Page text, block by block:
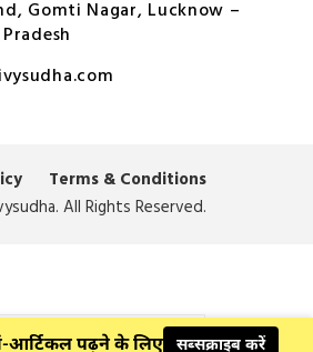
आर्टिकल पढ़ने के लिए सब्सक्राइब करें
Gomti Nagar, Lucknow –
Terms & Conditions
All Rights Reserved.
Divysudha. All Rights Reserved.